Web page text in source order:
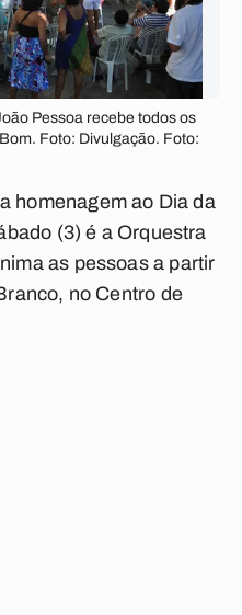
Pessoa recebe todos os
Foto: Divulgação. Foto:
homenagem ao Dia da
(3) é a Orquestra
as pessoas a partir
no Centro de